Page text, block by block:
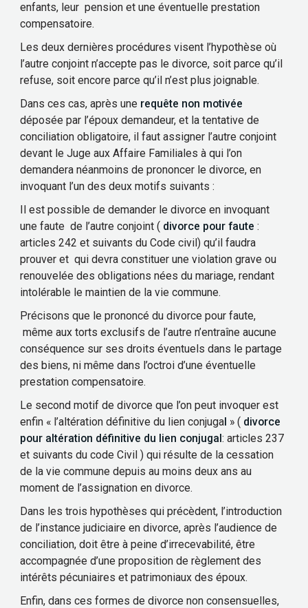
enfants, leur pension et une éventuelle prestation
compensatoire.
Les deux dernières procédures visent l’hypothèse où
l’autre conjoint n’accepte pas le divorce, soit parce qu’il
refuse, soit encore parce qu’il n’est plus joignable.
Dans ces cas, après une requête non motivée
déposée par l’époux demandeur, et la tentative de
conciliation obligatoire, il faut assigner l’autre conjoint
devant le Juge aux Affaire Familiales à qui l’on
demandera néanmoins de prononcer le divorce, en
invoquant l’un des deux motifs suivants :
Il est possible de demander le divorce en invoquant
une faute de l’autre conjoint ( divorce pour faute :
articles 242 et suivants du Code civil) qu’il faudra
prouver et qui devra constituer une violation grave ou
renouvelée des obligations nées du mariage, rendant
intolérable le maintien de la vie commune.
Précisons que le prononcé du divorce pour faute,
même aux torts exclusifs de l’autre n’entraîne aucune
conséquence sur ses droits éventuels dans le partage
des biens, ni même dans l’octroi d’une éventuelle
prestation compensatoire.
Le second motif de divorce que l’on peut invoquer est
enfin « l’altération définitive du lien conjugal » ( divorce
pour altération définitive du lien conjugal: articles 237
et suivants du code Civil ) qui résulte de la cessation
de la vie commune depuis au moins deux ans au
moment de l’assignation en divorce.
Dans les trois hypothèses qui précèdent, l’introduction
de l’instance judiciaire en divorce, après l’audience de
conciliation, doit être à peine d’irrecevabilité, être
accompagnée d’une proposition de règlement des
intérêts pécuniaires et patrimoniaux des époux.
Enfin, dans ces formes de divorce non consensuelles,